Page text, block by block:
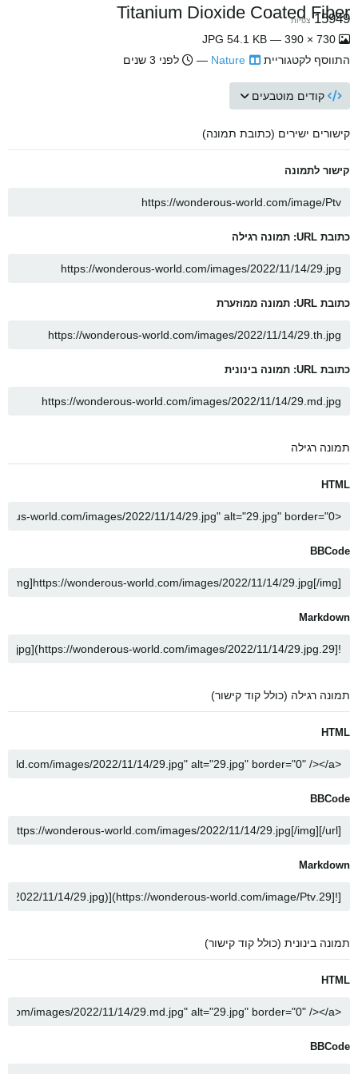
Titanium Dioxide Coated Fiber
15949 צפיות
התווסף לקטגוריית
Nature
— לפני 3 שנים
קודים מוטבעים
קישורים ישירים (כתובת תמונה)
קישור לתמונה
כתובת URL: תמונה רגילה
כתובת URL: תמונה ממוזערת
כתובת URL: תמונה בינונית
תמונה רגילה
HTML
BBCode
Markdown
תמונה רגילה (כולל קוד קישור)
HTML
BBCode
Markdown
תמונה בינונית (כולל קוד קישור)
HTML
BBCode